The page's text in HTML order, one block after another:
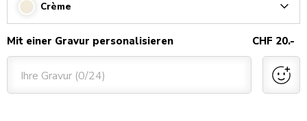
Crème
Mit einer Gravur personalisieren CHF 20.-
Ihre Gravur (0/24)